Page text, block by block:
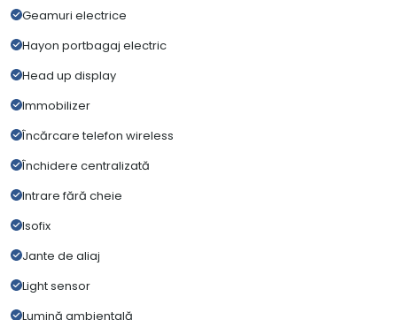
Geamuri electrice
Hayon portbagaj electric
Head up display
Immobilizer
Încărcare telefon wireless
Închidere centralizată
Intrare fără cheie
Isofix
Jante de aliaj
Light sensor
Lumină ambientală